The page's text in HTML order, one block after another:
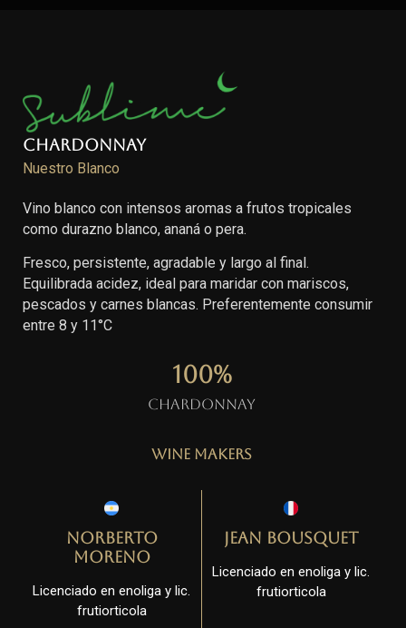
Chardonnay
Nuestro Blanco
Vino blanco con intensos aromas a frutos tropicales
como durazno blanco, ananá o pera.
Fresco, persistente, agradable y largo al final.
Equilibrada acidez, ideal para maridar con mariscos,
pescados y carnes blancas. Preferentemente consumir
entre 8 y 11°C
Chardonnay
100%
Wine Makers
Norberto
Moreno
Licenciado en enoliga y lic.
frutiorticola
Jean Bousquet
Licenciado en enoliga y lic.
frutiorticola